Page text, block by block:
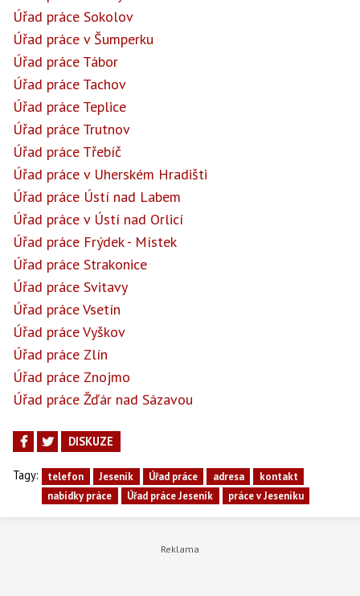
Úřad práce Sokolov
Úřad práce v Šumperku
Úřad práce Tábor
Úřad práce Tachov
Úřad práce Teplice
Úřad práce Trutnov
Úřad práce Třebíč
Úřad práce v Uherském Hradišti
Úřad práce Ústí nad Labem
Úřad práce v Ústí nad Orlicí
Úřad práce Frýdek - Místek
Úřad práce Strakonice
Úřad práce Svitavy
Úřad práce Vsetín
Úřad práce Vyškov
Úřad práce Zlín
Úřad práce Znojmo
Úřad práce Žďár nad Sázavou
DISKUZE
Tagy: telefon Jeseník Úřad práce adresa
kontakt
nabídky práce
Úřad práce Jeseník práce v Jeseníku